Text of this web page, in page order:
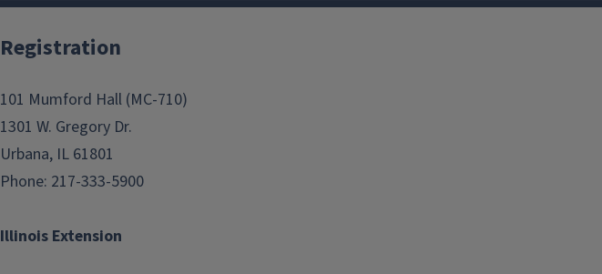
Illinois Extension
Registration
101 Mumford Hall (MC-710)
1301 W. Gregory Dr.
Urbana, IL 61801
Phone: 217-333-5900